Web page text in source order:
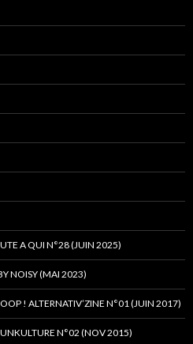
A QUI N°28 (JUIN 2025)
NOISY (MAI 2023)
! ALTERNATIV’ZINE N°01 (JUIN 2017)
N°02 (NOV 2015)